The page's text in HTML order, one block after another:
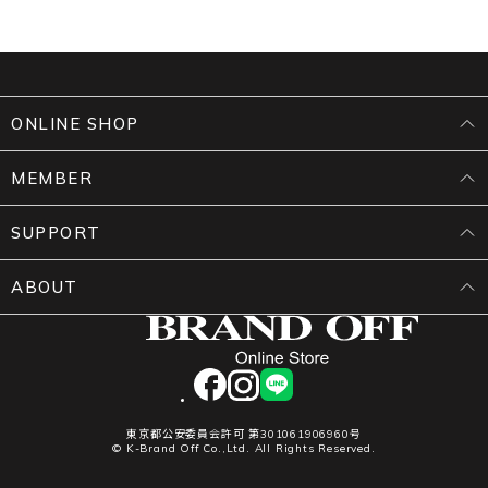
facebookinstagram
LINE
東京都公安委員会許可 第301061906960号
© K-Brand Off Co.,Ltd. All Rights Reserved.
ONLINE SHOP
MEMBER
SUPPORT
ABOUT